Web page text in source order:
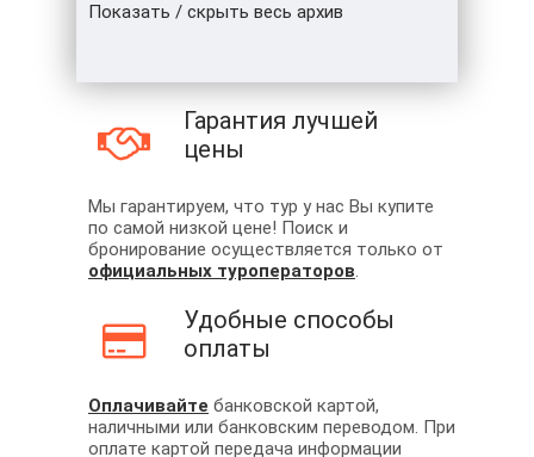
Показать / скрыть весь архив
Гарантия лучшей
цены
Мы гарантируем, что тур у нас Вы купите
по самой низкой цене! Поиск и
бронирование осуществляется только от
официальных туроператоров.
Удобные способы
оплаты
Оплачивайте банковской картой,
наличными или банковским переводом. При
оплате картой передача информации